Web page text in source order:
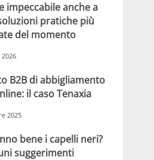
impeccabile anche a
pratiche più
del momento
B2B di abbigliamento
il caso Tenaxia
2025
bene i capelli neri?
suggerimenti